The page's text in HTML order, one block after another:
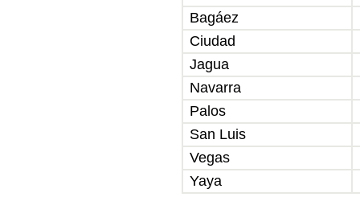
Bagáez
Ciudad
Jagua
Navarra
Palos
San Luis
Vegas
Yaya